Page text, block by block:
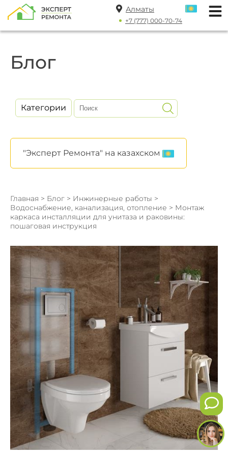
Алматы
+7 (777) 000-70-74
Блог
Категории
"Эксперт Ремонта" на казахском
Главная > Блог > Инжинерные работы >
Водоснабжение, канализация, отопление > Монтаж
каркаса инсталляции для унитаза и раковины:
пошаговая инструкция